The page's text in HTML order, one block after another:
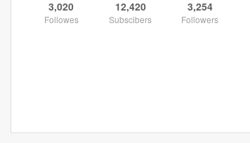
3,254
Followers
12,420
Subscibers
3,020
Followes